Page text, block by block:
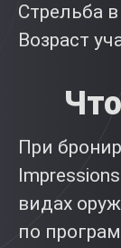
Стрельба
Возраст
При
видах
по